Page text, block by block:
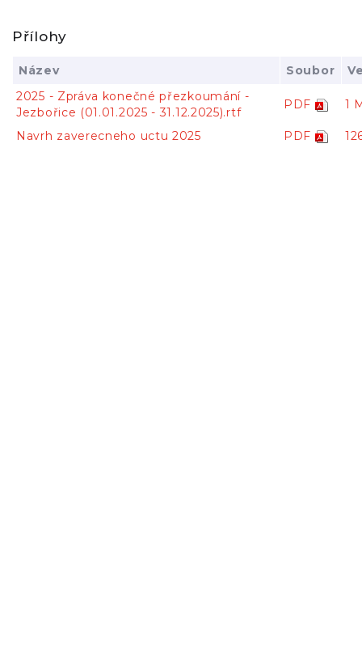
Přílohy
Název Soubor
2025 - Zpráva konečné přezkoumání -
Jezbořice (01.01.2025 - 31.12.2025).rtf
PDF 1
Navrh zaverecneho uctu 2025 PDF